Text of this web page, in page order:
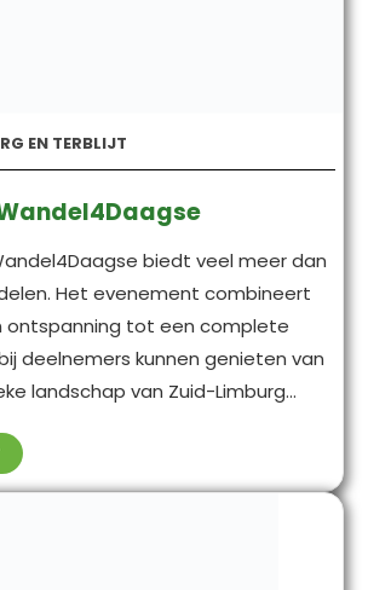
EN TERBLIJT
biedt veel meer dan
Het evenement combineert
ontspanning tot een complete
deelnemers kunnen genieten van
landschap van Zuid-Limburg...